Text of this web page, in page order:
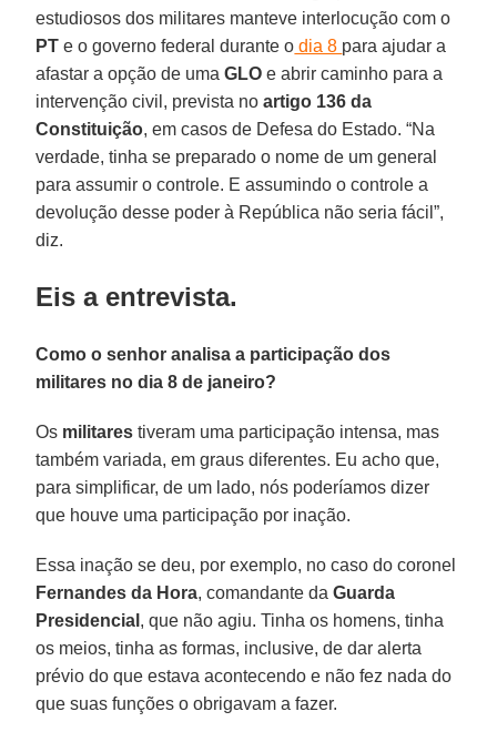
estudiosos dos militares manteve interlocução com o
PT e o governo federal durante o dia 8 para ajudar a
afastar a opção de umaGLO e abrir caminho para a
intervenção civil, prevista noartigo 136 da
Constituição, em casos de Defesa do Estado. “Na
verdade, tinha se preparado o nome de um general
para assumir o controle. E assumindo o controle a
devolução desse poder à República não seria fácil”,
diz.
Eis a entrevista.
Como o senhor analisa a participação dos
militares no dia 8 de janeiro?
Os militares tiveram uma participação intensa, mas
também variada, em graus diferentes. Eu acho que,
para simplificar, de um lado, nós poderíamos dizer
que houve uma participação por inação.
Essa inação se deu, por exemplo, no caso do coronel
Fernandes da Hora, comandante daGuarda
Presidencial , que não agiu. Tinha os homens, tinha
os meios, tinha as formas, inclusive, de dar alerta
prévio do que estava acontecendo e não fez nada do
que suas funções o obrigavam a fazer.